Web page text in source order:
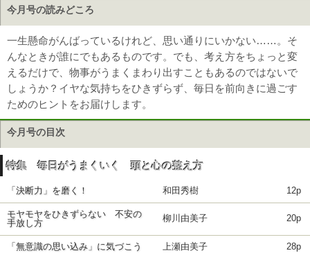
今月号の読みどころ
一生懸命がんばっているけれど、思い通りにいかない……。そ
んなときが誰にでもあるものです。でも、考え方をちょっと変
えるだけで、物事がうまくまわり出すこともあるのではないで
しょうか？イヤな気持ちをひきずらず、毎日を前向きに過ごす
ためのヒントをお届けします。
今月号の目次
特集 毎日がうまくいく 頭と心の整え方
「決断力」を磨く！ 和田秀樹 12p
モヤモヤをひきずらない 不安の
手放し方
柳川由美子 20p
「無意識の思い込み」に気づこう 上瀬由美子 28p